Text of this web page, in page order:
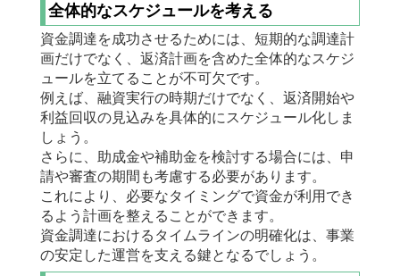
全体的なスケジュールを考える
資金調達を成功させるためには、短期的な調達計
画だけでなく、返済計画を含めた全体的なスケジ
ュールを立てることが不可欠です。
例えば、融資実行の時期だけでなく、返済開始や
利益回収の見込みを具体的にスケジュール化しま
しょう。
さらに、助成金や補助金を検討する場合には、申
請や審査の期間も考慮する必要があります。
これにより、必要なタイミングで資金が利用でき
るよう計画を整えることができます。
資金調達におけるタイムラインの明確化は、事業
の安定した運営を支える鍵となるでしょう。